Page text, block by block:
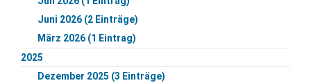
Juni 2026 (2 Einträge)
März 2026 (1 Eintrag)
2025
Dezember 2025 (3 Einträge)